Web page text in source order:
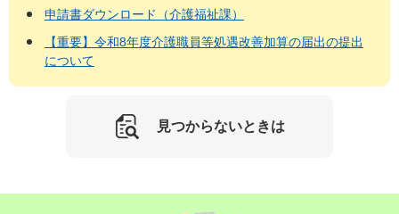
申請書ダウンロード（介護福祉課）
【重要】令和8年度介護職員等処遇改善加算の届出の提出
について
見つからないときは